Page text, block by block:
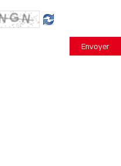
Envoyer